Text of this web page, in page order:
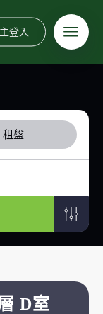
登入
租盤
D室